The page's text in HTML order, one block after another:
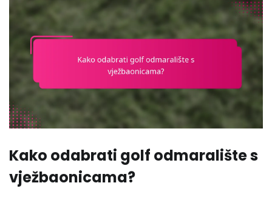
Kako odabrati golf odmaralište s
vježbaonicama?